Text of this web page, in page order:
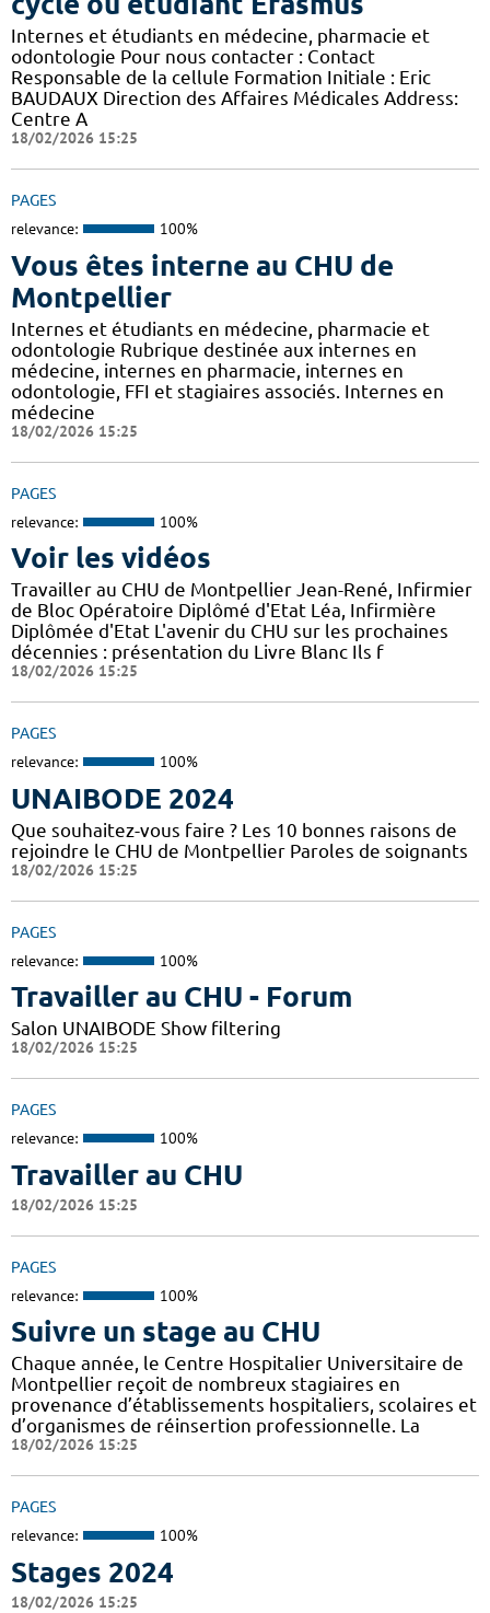
Internes et étudiants en médecine, pharmacie et
odontologie Pour nous contacter : Contact
Responsable de la cellule Formation Initiale : Eric
BAUDAUX Direction des Affaires Médicales Address:
Centre A
18/02/2026 15:25
PAGES
relevance: 100%
Vous êtes interne au CHU de
Montpellier
Internes et étudiants en médecine, pharmacie et
odontologie Rubrique destinée aux internes en
médecine, internes en pharmacie, internes en
odontologie, FFI et stagiaires associés. Internes en
médecine
18/02/2026 15:25
PAGES
relevance: 100%
Voir les vidéos
Travailler au CHU de Montpellier Jean-René, Infirmier
de Bloc Opératoire Diplômé d'Etat Léa, Infirmière
Diplômée d'Etat L'avenir du CHU sur les prochaines
décennies : présentation du Livre Blanc Ils f
18/02/2026 15:25
PAGES
relevance: 100%
UNAIBODE 2024
Que souhaitez-vous faire ? Les 10 bonnes raisons de
rejoindre le CHU de Montpellier Paroles de soignants
18/02/2026 15:25
PAGES
relevance: 100%
Travailler au CHU - Forum
Salon UNAIBODE Show filtering
18/02/2026 15:25
PAGES
relevance: 100%
Travailler au CHU
18/02/2026 15:25
PAGES
relevance: 100%
Suivre un stage au CHU
Chaque année, le Centre Hospitalier Universitaire de
Montpellier reçoit de nombreux stagiaires en
provenance d’établissements hospitaliers, scolaires et
d’organismes de réinsertion professionnelle. La
18/02/2026 15:25
PAGES
relevance: 100%
Stages 2024
18/02/2026 15:25